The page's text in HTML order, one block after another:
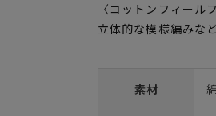
〈コットンフィー
立体的な模様編みな
素材